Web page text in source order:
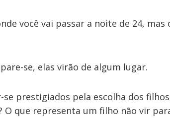
você vai passar a noite de 24, mas
se, elas virão de algum lugar.
prestigiados pela escolha dos
O que representa um filho não vir